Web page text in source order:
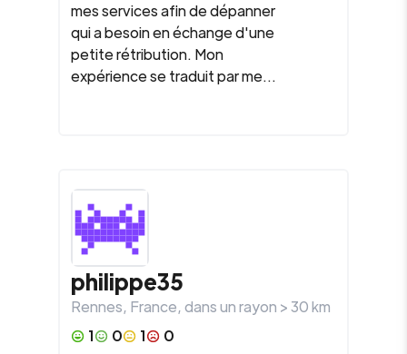
mes services afin de dépanner
qui a besoin en échange d'une
petite rétribution. Mon
expérience se traduit par me...
philippe35
Rennes, France, dans un rayon >30km
1
0 1 0